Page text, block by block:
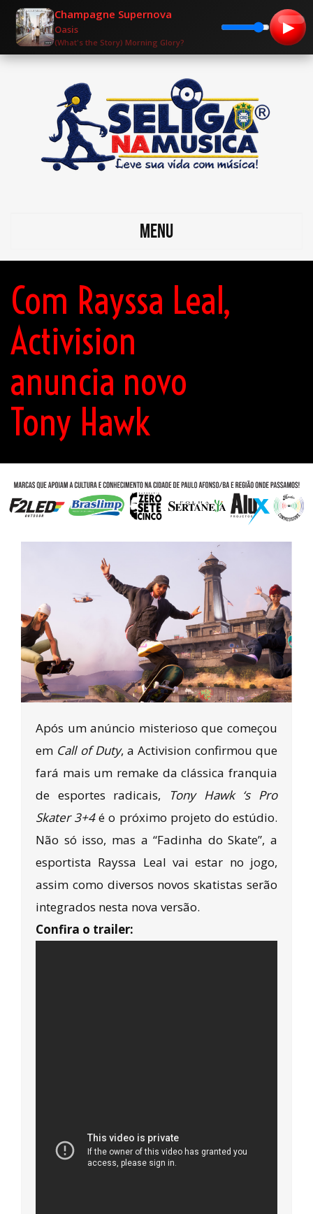
Champagne Supernova
Oasis
(What's the Story) Morning Glory?
▶
MENU
Com Rayssa Leal,
Activision
anuncia novo
Tony Hawk
Após um anúncio misterioso que começou
em Call of Duty, a Activision confirmou que
fará mais um remake da clássica franquia
de esportes radicais,
Tony Hawk ‘s Pro
Skater 3+4é o próximo projeto do estúdio.
Não só isso, mas a “Fadinha do Skate”, a
esportista Rayssa Leal vai estar no jogo,
assim como diversos novos skatistas serão
integrados nesta nova versão.
Confira o trailer: